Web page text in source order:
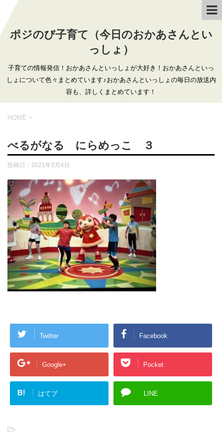
ポジのび子育て（今日のおかあさんとい
っしょ）
子育ての情報発信！おかあさんといっしょが大好き！おかあさんといっ
しょについて色々まとめています♪おかあさんといっしょの毎日の放送内
容も、詳しくまとめています！
HOME >
べるがなる にらめっこ ３
投稿日： 2021年3月4日
Twitter Facebook
Google+ Pocket
B! はてブ LINE
-